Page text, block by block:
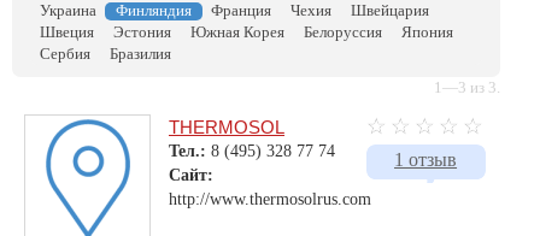
Украина
Финляндия Франция Чехия
Швейцария
Швеция
Эстония Южная Корея Белоруссия
Япония
Сербия
Бразилия
1—3 из 3.
1 отзыв
THERMOSOL
Тел.: 8 (495) 328 77 74
Сайт:
http://www.thermosolrus.com